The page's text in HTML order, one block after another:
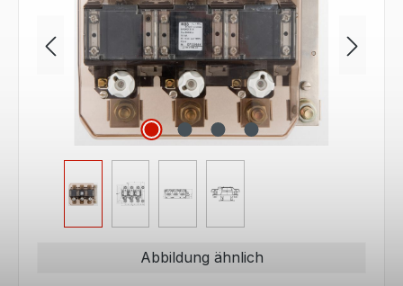
Abbildung ähnlich